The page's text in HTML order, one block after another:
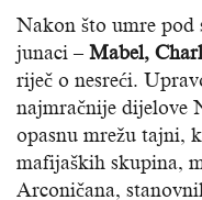
Nakon što umre
junaci – Mabel,
riječ o nesreći.
najmračnije dijelove
opasnu mrežu tajni,
mafijaških skupina,
Arconičana,